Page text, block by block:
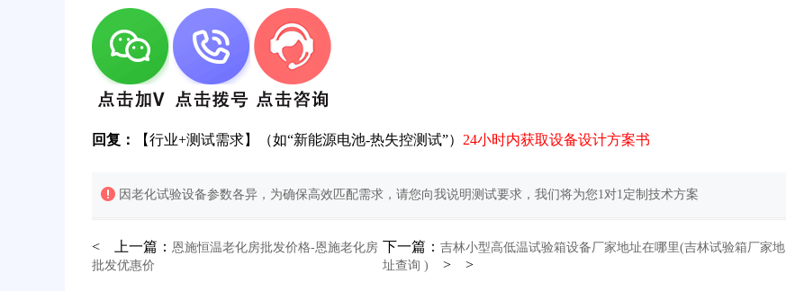
回复： 【行业+测试需求】（如“新能源电池-热失控测试”） 24小时内获取设备设计方案书
因老化试验设备参数各异，为确保高效匹配需求，请您向我说明测试要求，我们将为您1对1定制技术方案
< 上一篇： 恩施恒温老化房批发价格-恩施老化房
批发优惠价
下一篇：吉林小型高低温试验箱设备厂家地址在哪里(吉林试验箱厂家地
址查询 )
> >